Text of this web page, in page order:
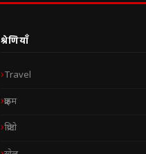
श्रेणियाँ
Travel
क्राइम
क्रिप्टो